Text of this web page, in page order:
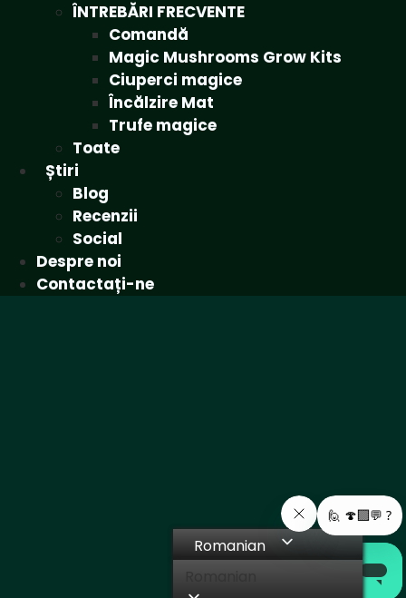
Romanian
Romanian
ÎNTREBĂRI FRECVENTE
Comandă
Magic Mushrooms Grow Kits
Ciuperci magice
Încălzire Mat
Trufe magice
Toate
Știri
Blog
Recenzii
Social
Despre noi
Contactați-ne